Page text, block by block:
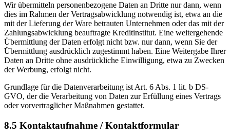
Wir übermitteln personenbezogene Daten an Dritte nur dann, wenn
dies im Rahmen der Vertragsabwicklung notwendig ist, etwa an die
mit der Lieferung der Ware betrauten Unternehmen oder das mit der
Zahlungsabwicklung beauftragte Kreditinstitut. Eine weitergehende
Übermittlung der Daten erfolgt nicht bzw. nur dann, wenn Sie der
Übermittlung ausdrücklich zugestimmt haben. Eine Weitergabe Ihrer
Daten an Dritte ohne ausdrückliche Einwilligung, etwa zu Zwecken
der Werbung, erfolgt nicht.
Grundlage für die Datenverarbeitung ist Art. 6 Abs. 1 lit. b DS-
GVO, der die Verarbeitung von Daten zur Erfüllung eines Vertrags
oder vorvertraglicher Maßnahmen gestattet.
8.5 Kontaktaufnahme / Kontaktformular